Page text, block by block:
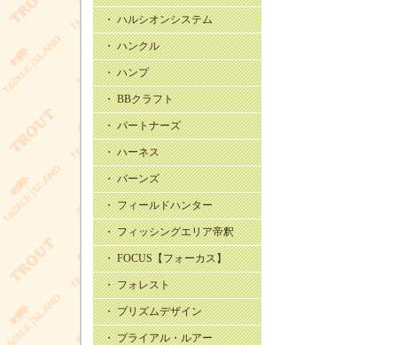
・ ハルシオンシステム
・ ハンクル
・ ハンプ
・ BBクラフト
・ パートナーズ
・ ハーネス
・ バーンズ
・ フィールドハンター
・ フィッシングエリア帝釈
・ FOCUS【フォーカス】
・ フォレスト
・ プリズムデザイン
・ プライアル・ルアー